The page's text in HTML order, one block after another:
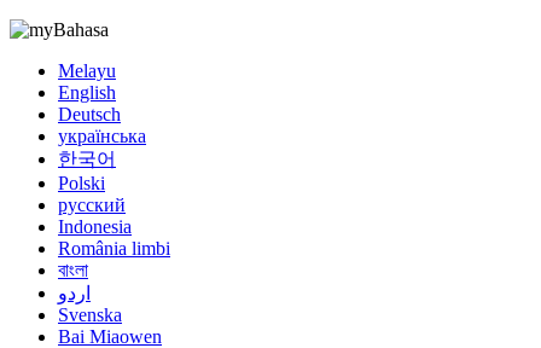
Bahasa
Melayu
English
Deutsch
українська
한국어
Polski
русский
Indonesia
România limbi
বাংলা
اردو
Svenska
Bai Miaowen